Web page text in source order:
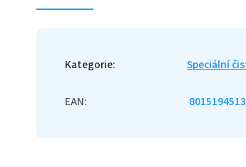
Kategorie: Speciální
EAN: